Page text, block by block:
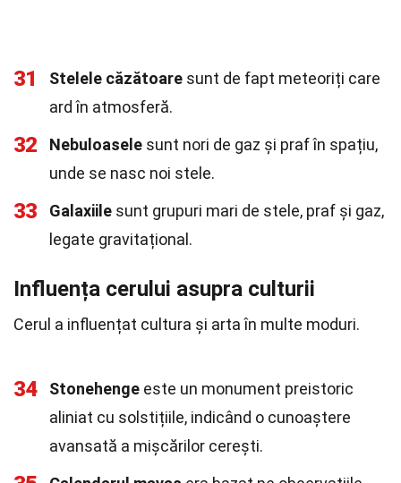
31 Stelele căzătoare sunt de fapt meteoriți care
ard în atmosferă.
32 Nebuloasele sunt nori de gaz și praf în spațiu,
unde se nasc noi stele.
33 Galaxiile sunt grupuri mari de stele, praf și gaz,
legate gravitațional.
Influența cerului asupra culturii
Cerul a influențat cultura și arta în multe moduri.
34 Stonehenge este un monument preistoric
aliniat cu solstițiile, indicând o cunoaștere
avansată a mișcărilor cerești.